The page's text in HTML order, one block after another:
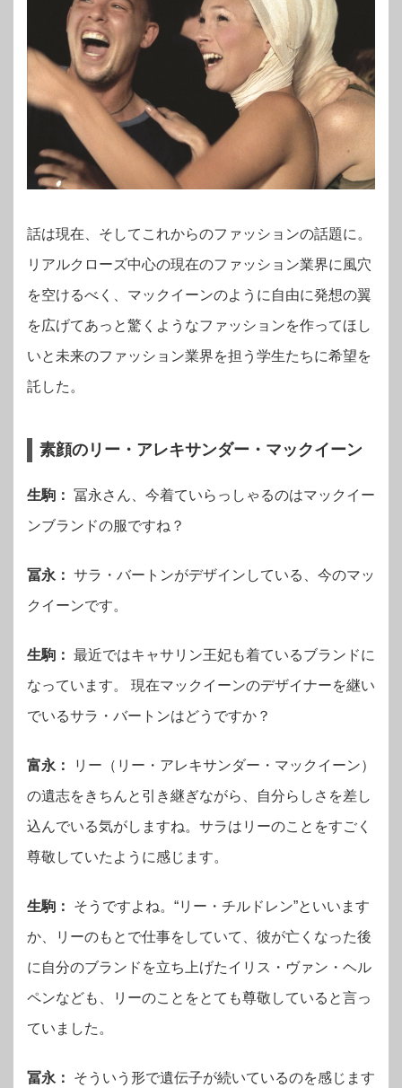
話は現在、そしてこれからのファッションの話題に。
リアルクローズ中心の現在のファッション業界に風穴
を空けるべく、マックイーンのように自由に発想の翼
を広げてあっと驚くようなファッションを作ってほし
いと未来のファッション業界を担う学生たちに希望を
託した。
素顔のリー・アレキサンダー・マックイーン
生駒： 冨永さん、今着ていらっしゃるのはマックイー
ンブランドの服ですね？
冨永： サラ・バートンがデザインしている、今のマッ
クイーンです。
生駒： 最近ではキャサリン王妃も着ているブランドに
なっています。 現在マックイーンのデザイナーを継い
でいるサラ・バートンはどうですか？
富永：
リー（リー・アレキサンダー・マックイーン）
の遺志をきちんと引き継ぎながら、自分らしさを差し
込んでいる気がしますね。サラはリーのことをすごく
尊敬していたように感じます。
生駒：
そうですよね。“リー・チルドレン”といいます
か、リーのもとで仕事をしていて、彼が亡くなった後
に自分のブランドを立ち上げたイリス・ヴァン・ヘル
ペンなども、リーのことをとても尊敬していると言っ
ていました。
冨永： そういう形で遺伝子が続いているのを感じます